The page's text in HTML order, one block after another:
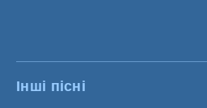
Інші пісні